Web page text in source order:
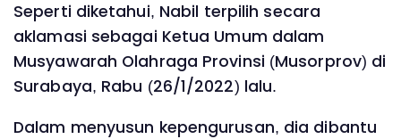
Seperti diketahui, Nabil terpilih secara
aklamasi sebagai Ketua Umum dalam
Musyawarah Olahraga Provinsi (Musorprov) di
Surabaya, Rabu (26/1/2022) lalu.
Dalam menyusun kepengurusan, dia dibantu